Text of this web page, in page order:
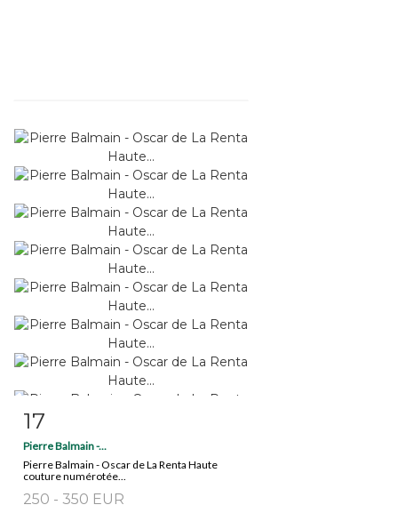
Fiche détaillée
17
Pierre Balmain -...
Pierre Balmain - Oscar de La Renta Haute
couture numérotée...
250 - 350 EUR